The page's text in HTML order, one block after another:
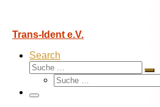
Trans-Ident e.V.
Search
Suche
Suche
Menü